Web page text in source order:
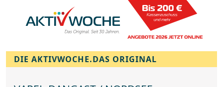
DIE AKTIVWOCHE.DAS ORIGINAL